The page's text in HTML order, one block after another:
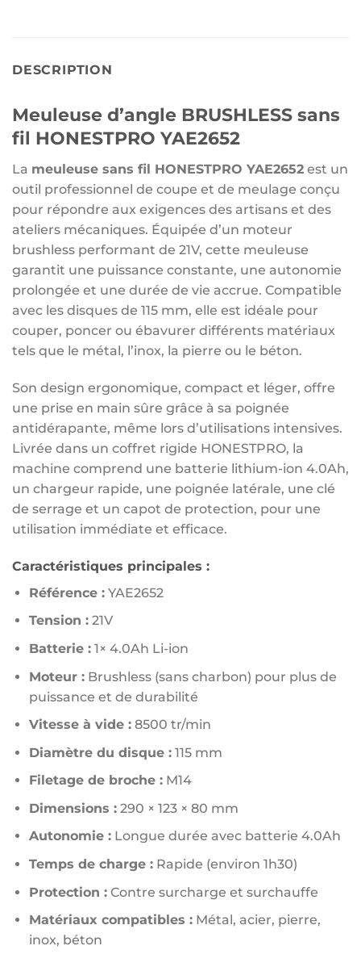
DESCRIPTION
Meuleuse d’angle BRUSHLESS sans
fil HONESTPRO YAE2652
La meuleuse sans fil HONESTPRO YAE2652 est un
outil professionnel de coupe et de meulage conçu
pour répondre aux exigences des artisans et des
ateliers mécaniques. Équipée d’un moteur
brushless performant de 21V, cette meuleuse
garantit une puissance constante, une autonomie
prolongée et une durée de vie accrue. Compatible
avec les disques de 115 mm, elle est idéale pour
couper, poncer ou ébavurer différents matériaux
tels que le métal, l’inox, la pierre ou le béton.
Son design ergonomique, compact et léger, offre
une prise en main sûre grâce à sa poignée
antidérapante, même lors d’utilisations intensives.
Livrée dans un coffret rigide HONESTPRO, la
machine comprend une batterie lithium-ion 4.0Ah,
un chargeur rapide, une poignée latérale, une clé
de serrage et un capot de protection, pour une
utilisation immédiate et efficace.
Caractéristiques principales :
Référence :YAE2652
Tension :21V
Batterie :1× 4.0Ah Li-ion
Moteur :Brushless (sans charbon) pour plus de
puissance et de durabilité
Vitesse à vide :8500 tr/min
Diamètre du disque :115 mm
Filetage de broche :M14
Dimensions :290 × 123 × 80 mm
Autonomie :Longue durée avec batterie 4.0Ah
Temps de charge :Rapide (environ 1h30)
Protection :Contre surcharge et surchauffe
Matériaux compatibles :Métal, acier, pierre,
inox, béton